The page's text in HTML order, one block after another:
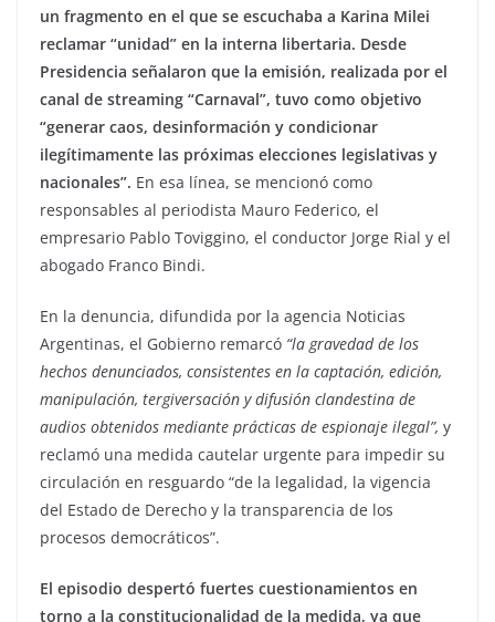
un fragmento en el que se escuchaba a Karina Milei
reclamar “unidad” en la interna libertaria. Desde
Presidencia señalaron que la emisión, realizada por el
canal de streaming “Carnaval”, tuvo como objetivo
“generar caos, desinformación y condicionar
ilegítimamente las próximas elecciones legislativas y
nacionales”. En esa línea, se mencionó como
responsables al periodista Mauro Federico, el
empresario Pablo Toviggino, el conductor Jorge Rial y el
abogado Franco Bindi.
En la denuncia, difundida por la agencia Noticias
Argentinas, el Gobierno remarcó “la gravedad de los
hechos denunciados, consistentes en la captación, edición,
manipulación, tergiversación y difusión clandestina de
audios obtenidos mediante prácticas de espionaje ilegal”, y
reclamó una medida cautelar urgente para impedir su
circulación en resguardo “de la legalidad, la vigencia
del Estado de Derecho y la transparencia de los
procesos democráticos”.
El episodio despertó fuertes cuestionamientos en
torno a la constitucionalidad de la medida, ya que